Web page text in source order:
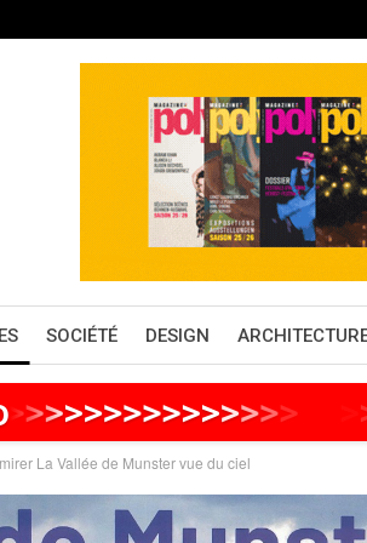
SOCIÉTÉ DESIGN
>>>>>>>>>>>>>>> >
La Vallée de Munster vue du ciel